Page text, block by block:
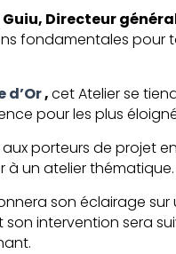
Directeur
fondamentales pour
d’Or,cet Atelier se
pour les plus
porteurs de projet
à un atelier thématique.
son éclairage sur
intervention sera